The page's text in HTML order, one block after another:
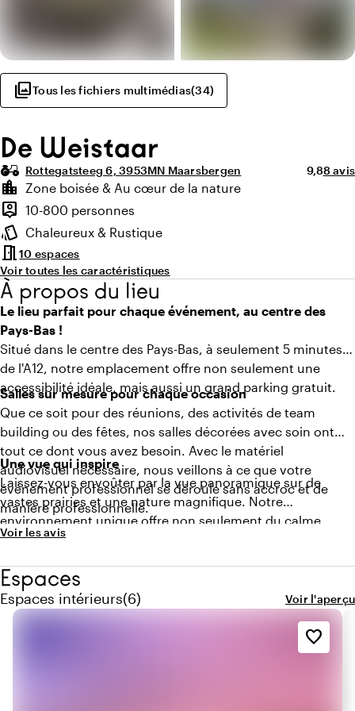
photo_libraryTous les fichiers multimédias(34)
De Weistaar
agriculture Rottegatsteeg 6, 3953MN Maarsbergen Note
9,88 avis
Points forts
location_city
Environnement
Zone boisée & Au cœur de la nature
person_pin
Capacité
10-800 personnes
style
Ambiance
Chaleureux & Rustique
meeting_room10 espaces
Voir toutes les caractéristiques
À propos du lieu
Le lieu parfait pour chaque événement, au centre des
Pays-Bas !
Situé dans le centre des Pays-Bas, à seulement 5 minutes
de l'A12, notre emplacement offre non seulement une
accessibilité idéale, mais aussi un grand parking gratuit.
Salles sur mesure pour chaque occasion
Que ce soit pour des réunions, des activités de team
building ou des fêtes, nos salles décorées avec soin ont
tout ce dont vous avez besoin. Avec le matériel
audiovisuel nécessaire, nous veillons à ce que votre
événement professionnel se déroule sans accroc et de
manière professionnelle.
Une vue qui inspire
Laissez-vous envoûter par la vue panoramique sur de
vastes prairies et une nature magnifique. Notre
environnement unique offre non seulement du calme,
mais aussi de l'inspiration – le cadre parfait pour une
Voir les avis
Espaces
Espaces intérieurs
Quantité de espaces intérieurs : 6
(6) Voir l'aperçu
favorite_border